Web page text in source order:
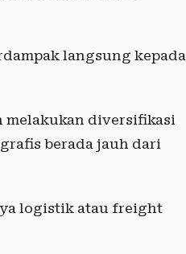
langsung kepada
melakukan diversifikasi
berada jauh dari
logistik atau freight